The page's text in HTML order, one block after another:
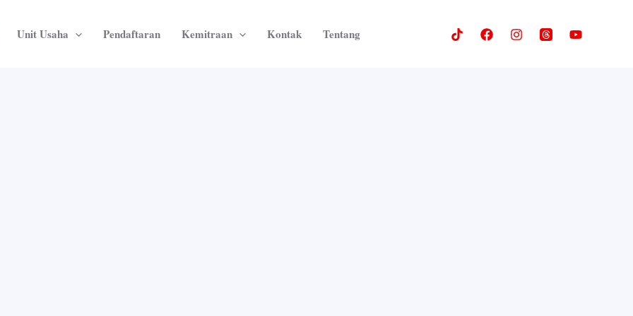
Unit Usaha Pendaftaran Kemitraan Kontak Tentang